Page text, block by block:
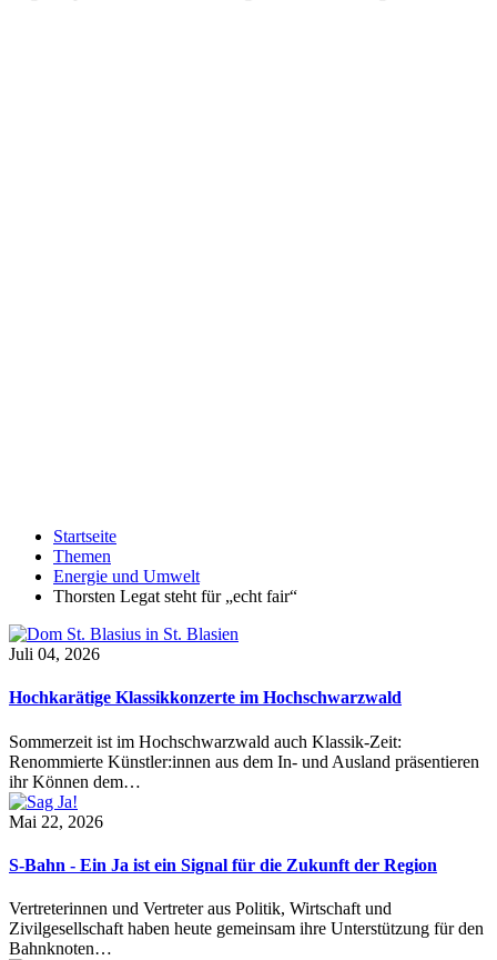
Startseite
Themen
Energie und Umwelt
Thorsten Legat steht für „echt fair“
Juli 04, 2026
Hochkarätige Klassikkonzerte im Hochschwarzwald
Sommerzeit ist im Hochschwarzwald auch Klassik-Zeit:
Renommierte Künstler:innen aus dem In- und Ausland präsentieren
ihr Können dem…
Mai 22, 2026
S-Bahn - Ein Ja ist ein Signal für die Zukunft der Region
Vertreterinnen und Vertreter aus Politik, Wirtschaft und
Zivilgesellschaft haben heute gemeinsam ihre Unterstützung für den
Bahnknoten…